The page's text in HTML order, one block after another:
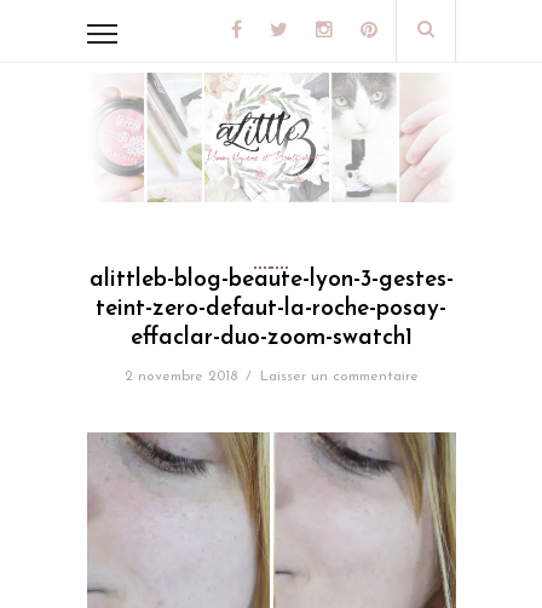
alittleb-blog-beaute-lyon-3-gestes-
teint-zero-defaut-la-roche-posay-
effaclar-duo-zoom-swatch1
2 novembre 2018 / Laisser un commentaire